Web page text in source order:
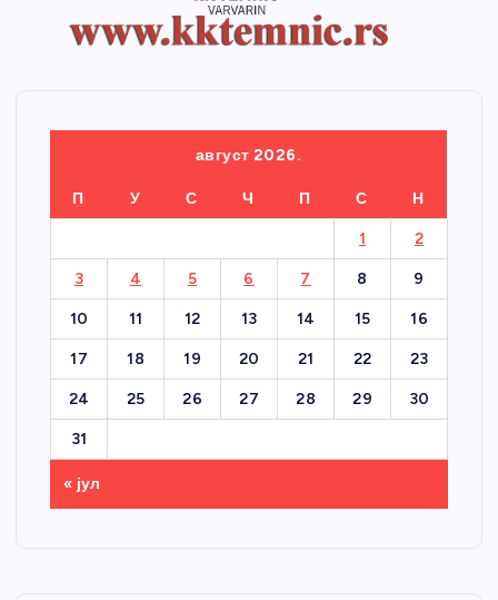
август 2026.
П У С Ч П С Н
1 2
3 4 5 6 7 8 9
10 11 12 13 14 15 16
17 18 19 20 21 22 23
24 25 26 27 28 29 30
31
« јул